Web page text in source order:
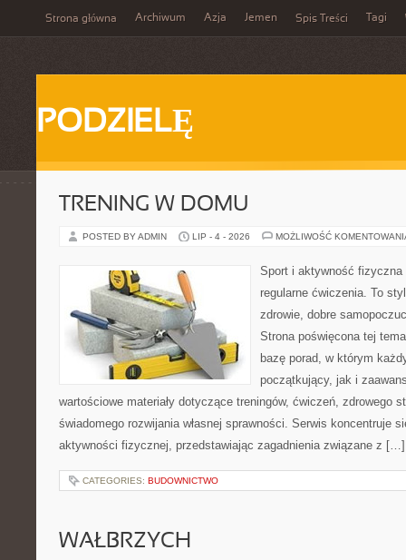
Strona główna Archiwum Azja Jemen Spis Treści Tagi
PODZIELĘ
TRENING W DOMU
POSTED BY ADMIN LIP - 4 - 2026 MOŻLIWOŚĆ
Sport i aktywność
regularne ćwiczenia. To
zdrowie, dobre
Strona poświęcona tej
bazę porad, w którym
początkujący, jak i
wartościowe materiały dotyczące treningów, ćwiczeń, zdrowego
świadomego rozwijania własnej sprawności. Serwis koncentruje
aktywności fizycznej, przedstawiając zagadnienia związane z […]
CATEGORIES: BUDOWNICTWO
WAŁBRZYCH